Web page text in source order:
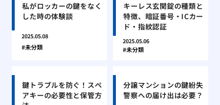
私がロッカーの鍵をなく
した時の体験談
2025.05.08
未分類
キーレス玄関錠の種類と
特徴、暗証番号・ICカー
ド・指紋認証
2025.05.06
未分類
鍵トラブルを防ぐ！スペ
アキーの必要性と保管方
分譲マンションの鍵紛失
警察への届け出は必要？